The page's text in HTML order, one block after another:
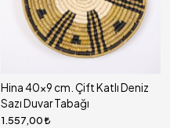
Hina 40x9 cm. Çift Katlı Deniz
Sazı Duvar Tabağı
1.557,00